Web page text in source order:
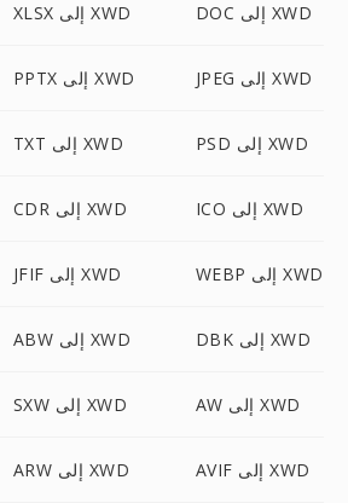
XLSX إلى XWD DOC إلى XWD
PPTX إلى XWD JPEG إلى XWD
TXT إلى XWD PSD إلى XWD
CDR إلى XWD ICO إلى XWD
JFIF إلى XWD WEBP إلى XWD
ABW إلى XWD DBK إلى XWD
SXW إلى XWD AW إلى XWD
ARW إلى XWD AVIF إلى XWD